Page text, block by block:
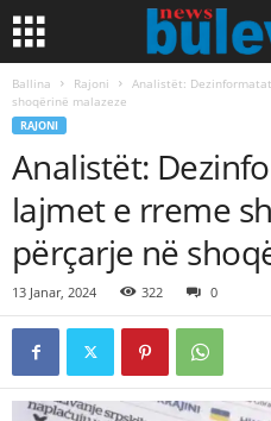
Ballina Rajoni
Analistët:
shoqërinë malazeze
RAJONI
Analistët:
lajmet e rreme
përçarje në
13 Janar, 2024 322 0